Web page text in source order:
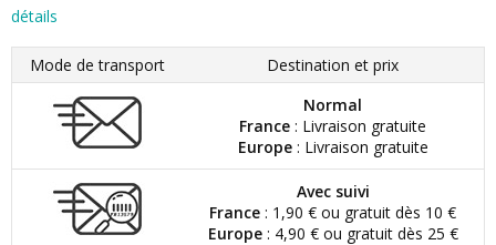
détails
Mode de transport
Destination et prix
Normal
France : Livraison gratuite
Europe: Livraison gratuite
Avec suivi
France : 1,90 € ou gratuit dès 10 €
Europe: 4,90 € ou gratuit dès 25 €